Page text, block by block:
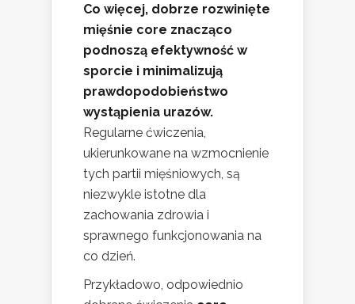
Co więcej, dobrze rozwinięte
mięśnie core znacząco
podnoszą efektywność w
sporcie i minimalizują
prawdopodobieństwo
wystąpienia urazów.
Regularne ćwiczenia,
ukierunkowane na wzmocnienie
tych partii mięśniowych, są
niezwykle istotne dla
zachowania zdrowia i
sprawnego funkcjonowania na
co dzień.
Przykładowo, odpowiednio